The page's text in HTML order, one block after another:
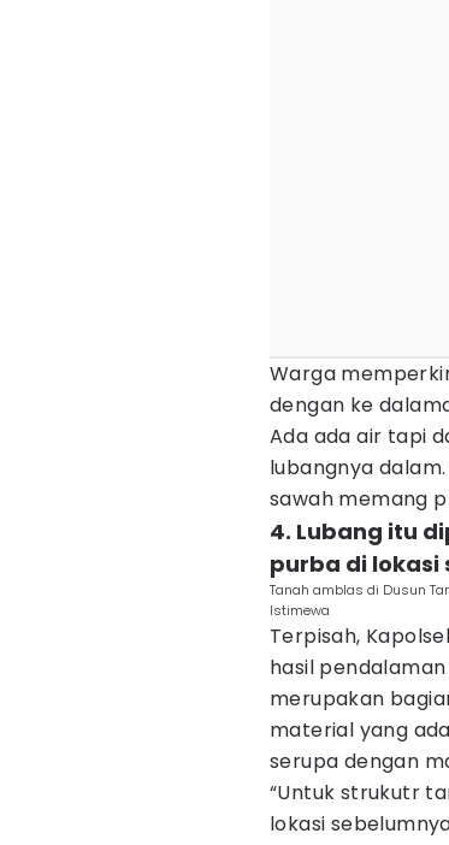
Warga
dengan ke
Ada ada air tapi
lubangnya
sawah memang
4. Lubang itu
purba di lokasi
Tanah amblas di Dusun
Istimewa
Terpisah,
hasil
merupakan
material yang
serupa dengan
“Untuk strukutr
lokasi